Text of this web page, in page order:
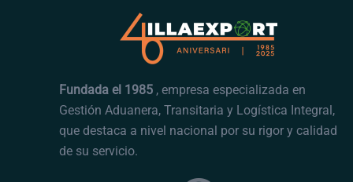
Fundada el 1985 , empresa especializada en
Gestión Aduanera, Transitaria y Logística Integral,
que destaca a nivel nacional por su rigor y calidad
de su servicio.